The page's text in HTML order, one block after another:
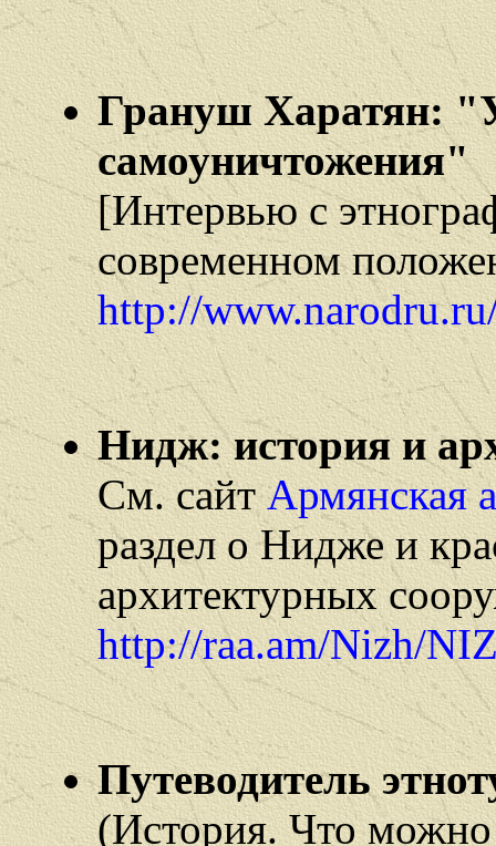
Грануш Харатян:
самоуничтожения"
[Интервью с
современном
http://
Нидж: история и
См. сайтАрмянская
раздел о Нидже и
архитектурных
http://raa.am/Nizh/
Путеводитель
(История. Что можно